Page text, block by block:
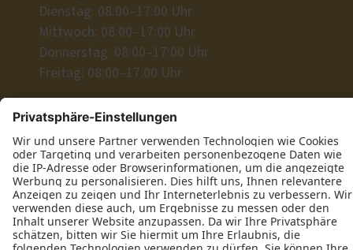
Dienstag: 08:00–17:00 Uhr
Mittwoch: 08:00–17:00 Uhr
Donnerstag: 08:00–17:00 Uhr
Freitag: 08:00–17:00 Uhr
Wir freuen uns auf Ihre Anfrage!
Jetzt Kontakt aufnehmen